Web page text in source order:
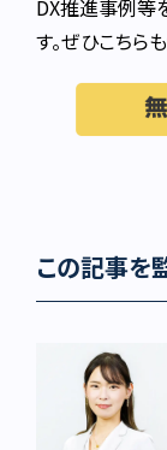
DX推進事例等
す。ぜひこちら
この記事を